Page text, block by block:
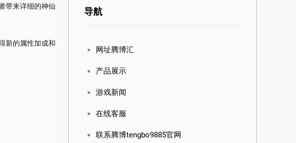
带来详细的神仙
新的属性加成和
导航
网址腾博汇
产品展示
游戏新闻
在线客服
联系腾博tengbo9885官网